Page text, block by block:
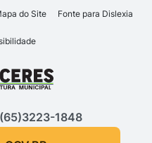
e links
do Site Fonte para Dislexia
principal
(65)3223-1848